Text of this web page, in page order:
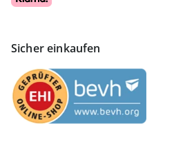
Sicher einkaufen